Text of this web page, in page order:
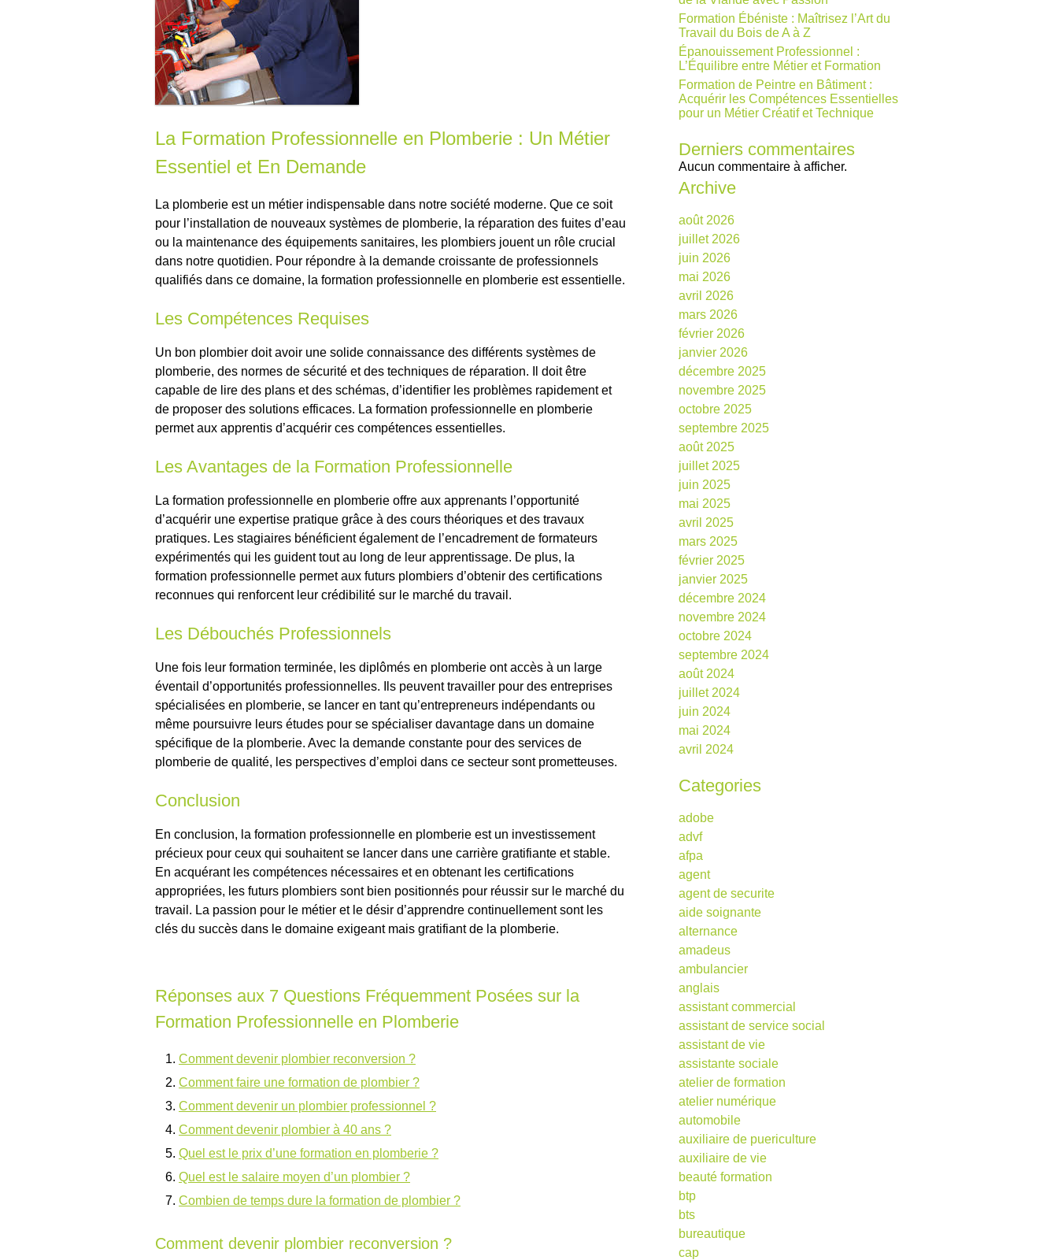
La Formation Professionnelle en Plomberie : Un Métier
Essentiel et En Demande
La plomberie est un métier indispensable dans notre société moderne. Que ce soit
pour l’installation de nouveaux systèmes de plomberie, la réparation des fuites d’eau
ou la maintenance des équipements sanitaires, les plombiers jouent un rôle crucial
dans notre quotidien. Pour répondre à la demande croissante de professionnels
qualifiés dans ce domaine, la formation professionnelle en plomberie est essentielle.
Les Compétences Requises
Un bon plombier doit avoir une solide connaissance des différents systèmes de
plomberie, des normes de sécurité et des techniques de réparation. Il doit être
capable de lire des plans et des schémas, d’identifier les problèmes rapidement et
de proposer des solutions efficaces. La formation professionnelle en plomberie
permet aux apprentis d’acquérir ces compétences essentielles.
Les Avantages de la Formation Professionnelle
La formation professionnelle en plomberie offre aux apprenants l’opportunité
d’acquérir une expertise pratique grâce à des cours théoriques et des travaux
pratiques. Les stagiaires bénéficient également de l’encadrement de formateurs
expérimentés qui les guident tout au long de leur apprentissage. De plus, la
formation professionnelle permet aux futurs plombiers d’obtenir des certifications
reconnues qui renforcent leur crédibilité sur le marché du travail.
Les Débouchés Professionnels
Une fois leur formation terminée, les diplômés en plomberie ont accès à un large
éventail d’opportunités professionnelles. Ils peuvent travailler pour des entreprises
spécialisées en plomberie, se lancer en tant qu’entrepreneurs indépendants ou
même poursuivre leurs études pour se spécialiser davantage dans un domaine
spécifique de la plomberie. Avec la demande constante pour des services de
plomberie de qualité, les perspectives d’emploi dans ce secteur sont prometteuses.
Conclusion
En conclusion, la formation professionnelle en plomberie est un investissement
précieux pour ceux qui souhaitent se lancer dans une carrière gratifiante et stable.
En acquérant les compétences nécessaires et en obtenant les certifications
appropriées, les futurs plombiers sont bien positionnés pour réussir sur le marché du
travail. La passion pour le métier et le désir d’apprendre continuellement sont les
clés du succès dans le domaine exigeant mais gratifiant de la plomberie.
Réponses aux 7 Questions Fréquemment Posées sur la
Formation Professionnelle en Plomberie
Comment devenir plombier reconversion ?
Comment faire une formation de plombier ?
Comment devenir un plombier professionnel ?
Comment devenir plombier à 40 ans ?
Quel est le prix d’une formation en plomberie ?
Quel est le salaire moyen d’un plombier ?
Combien de temps dure la formation de plombier ?
Comment devenir plombier reconversion ?
Formation Ébéniste : Maîtrisez l’Art du
Travail du Bois de A à Z
Épanouissement Professionnel :
L’Équilibre entre Métier et Formation
Formation de Peintre en Bâtiment :
Acquérir les Compétences Essentielles
pour un Métier Créatif et Technique
Derniers commentaires
Aucun commentaire à afficher.
Archive
août 2026
juillet 2026
juin 2026
mai 2026
avril 2026
mars 2026
février 2026
janvier 2026
décembre 2025
novembre 2025
octobre 2025
septembre 2025
août 2025
juillet 2025
juin 2025
mai 2025
avril 2025
mars 2025
février 2025
janvier 2025
décembre 2024
novembre 2024
octobre 2024
septembre 2024
août 2024
juillet 2024
juin 2024
mai 2024
avril 2024
Categories
adobe
advf
afpa
agent
agent de securite
aide soignante
alternance
amadeus
ambulancier
anglais
assistant commercial
assistant de service social
assistant de vie
assistante sociale
atelier de formation
atelier numérique
automobile
auxiliaire de puericulture
auxiliaire de vie
beauté formation
btp
bts
bureautique
cap